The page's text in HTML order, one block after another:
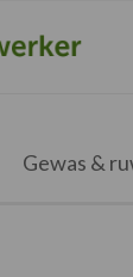
Gewas &